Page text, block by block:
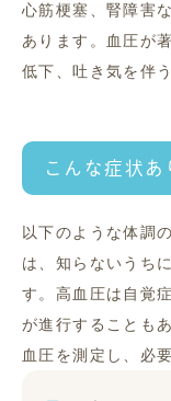
心筋梗塞、腎障害
あります。血圧が
低下、吐き気を伴
こんな症状あ
以下のような体調
は、知らないうち
す。高血圧は自覚
が進行することも
血圧を測定し、必